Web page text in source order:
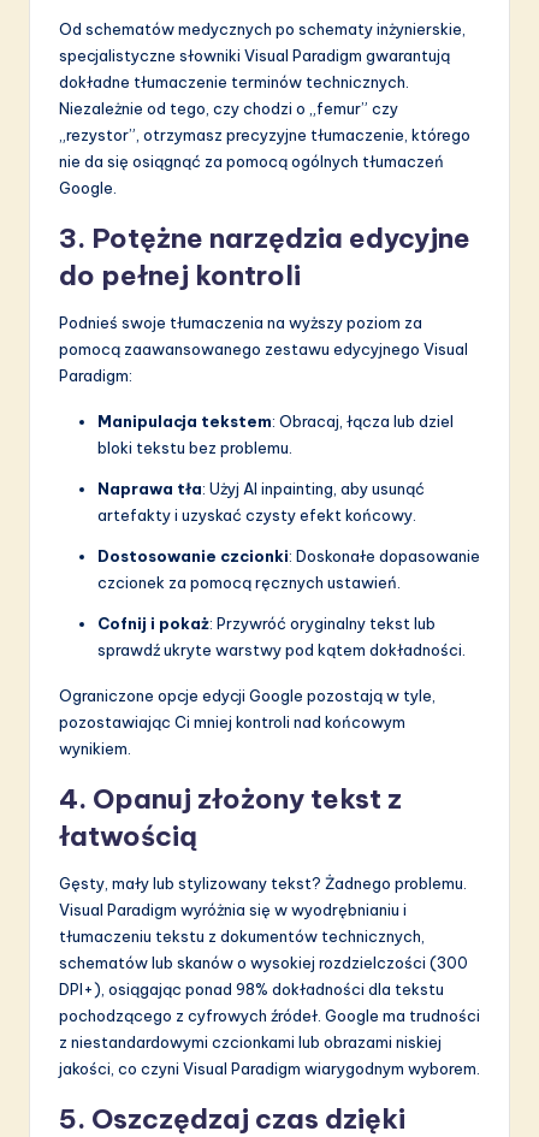
Od schematów medycznych po schematy inżynierskie,
specjalistyczne słowniki Visual Paradigm gwarantują
dokładne tłumaczenie terminów technicznych.
Niezależnie od tego, czy chodzi o „femur” czy
„rezystor”, otrzymasz precyzyjne tłumaczenie, którego
nie da się osiągnąć za pomocą ogólnych tłumaczeń
Google.
3. Potężne narzędzia edycyjne
do pełnej kontroli
Podnieś swoje tłumaczenia na wyższy poziom za
pomocą zaawansowanego zestawu edycyjnego Visual
Paradigm:
Manipulacja tekstem: Obracaj, łącza lub dziel
bloki tekstu bez problemu.
Naprawa tła: Użyj AI inpainting, aby usunąć
artefakty i uzyskać czysty efekt końcowy.
Dostosowanie czcionki: Doskonałe dopasowanie
czcionek za pomocą ręcznych ustawień.
Cofnij i pokaż: Przywróć oryginalny tekst lub
sprawdź ukryte warstwy pod kątem dokładności.
Ograniczone opcje edycji Google pozostają w tyle,
pozostawiając Ci mniej kontroli nad końcowym
wynikiem.
4. Opanuj złożony tekst z
łatwością
Gęsty, mały lub stylizowany tekst? Żadnego problemu.
Visual Paradigm wyróżnia się w wyodrębnianiu i
tłumaczeniu tekstu z dokumentów technicznych,
schematów lub skanów o wysokiej rozdzielczości (300
DPI+), osiągając ponad 98% dokładności dla tekstu
pochodzącego z cyfrowych źródeł. Google ma trudności
z niestandardowymi czcionkami lub obrazami niskiej
jakości, co czyni Visual Paradigm wiarygodnym wyborem.
5. Oszczędzaj czas dzięki